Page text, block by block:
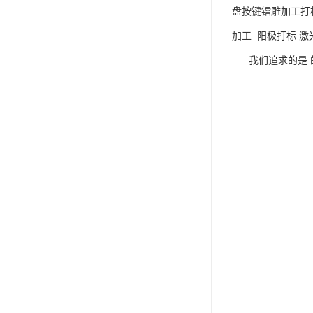
盘按键镭雕加工
加工 阳极打标 激
我们追求的是